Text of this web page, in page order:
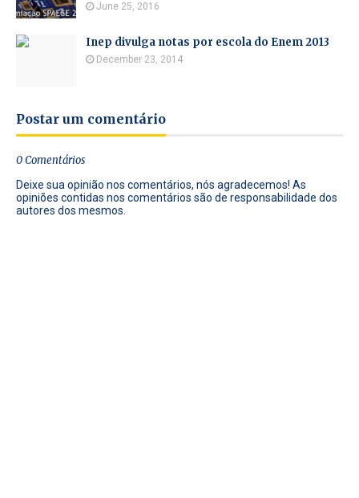
June 25, 2016
Inep divulga notas por escola do Enem 2013
December 23, 2014
Postar um comentário
0 Comentários
Deixe sua opinião nos comentários, nós agradecemos! As
opiniões contidas nos comentários são de responsabilidade dos
autores dos mesmos.